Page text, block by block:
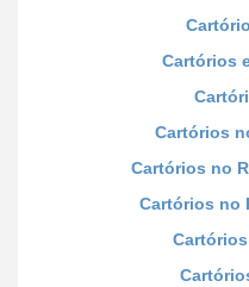
Cartórios
Cartórios
Cartórios no
Cartórios no